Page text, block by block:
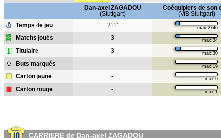
Dan-axel ZAGADOU
(Stuttgart)
Coéquipiers de son
(VfB Stuttgart)
Temps de jeu
211' max:2746
Matchs joués 3 max:34
T Titulaire 3 max:30
Buts marqués - max:19
Carton jaune - max:6
Carton rouge - max:1
CARRIERE de Dan-axel ZAGADOU